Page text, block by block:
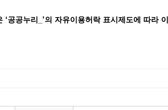
공공누리_’의 자유이용허락 표시제도에 따라